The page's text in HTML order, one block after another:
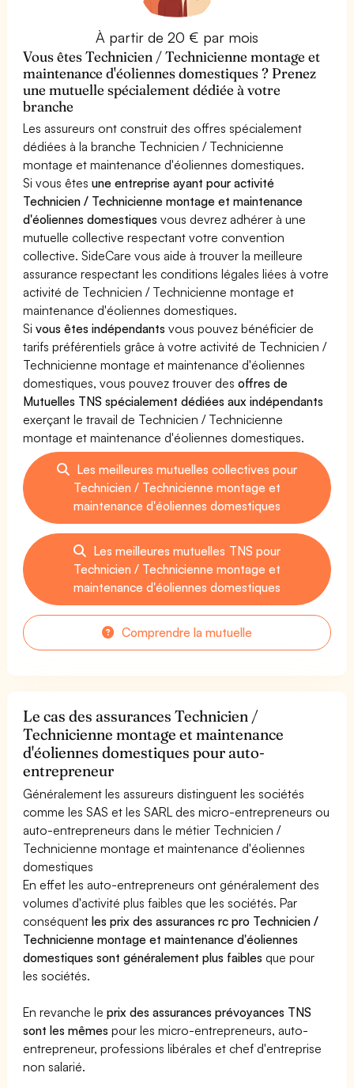
À partir de 20 € par mois
Vous êtes Technicien / Technicienne montage et
maintenance d'éoliennes domestiques ? Prenez
une mutuelle spécialement dédiée à votre
branche
Les assureurs ont construit des offres spécialement
dédiées à la branche Technicien / Technicienne
montage et maintenance d'éoliennes domestiques.
Si vous êtesune entreprise ayant pour activité
Technicien / Technicienne montage et maintenance
d'éoliennes domestiques vous devrez adhérer à une
mutuelle collective respectant votre convention
collective. SideCare vous aide à trouver la meilleure
assurance respectant les conditions légales liées à votre
activité de Technicien / Technicienne montage et
maintenance d'éoliennes domestiques.
Sivous êtes indépendants vous pouvez bénéficier de
tarifs préférentiels grâce à votre activité de Technicien /
Technicienne montage et maintenance d'éoliennes
domestiques, vous pouvez trouver desoffres de
Mutuelles TNS spécialement dédiées aux indépendants
exerçant le travail de Technicien / Technicienne
montage et maintenance d'éoliennes domestiques.
Les meilleures mutuelles collectives pour
Technicien / Technicienne montage et
maintenance d'éoliennes domestiques
Les meilleures mutuelles TNS pour
Technicien / Technicienne montage et
maintenance d'éoliennes domestiques
Comprendre la mutuelle
Le cas des assurances Technicien /
Technicienne montage et maintenance
d'éoliennes domestiques pour auto-
entrepreneur
Généralement les assureurs distinguent les sociétés
comme les SAS et les SARL des micro-entrepreneurs ou
auto-entrepreneurs dans le métier Technicien /
Technicienne montage et maintenance d'éoliennes
domestiques
En effet les auto-entrepreneurs ont généralement des
volumes d'activité plus faibles que les sociétés. Par
conséquentles prix des assurances rc pro Technicien /
Technicienne montage et maintenance d'éoliennes
domestiques sont généralement plus faibles que pour
les sociétés.
En revanche leprix des assurances prévoyances TNS
sont les mêmes pour les micro-entrepreneurs, auto-
entrepreneur, professions libérales et chef d'entreprise
non salarié.